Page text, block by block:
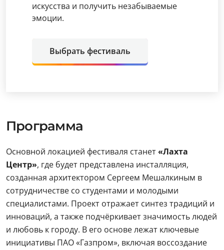
искусства и получить незабываемые
эмоции.
Выбрать фестиваль
Программа
Основной локацией фестиваля станет«Лахта
Центр», где будет представлена инсталляция,
созданная архитектором Сергеем Мешалкиным в
сотрудничестве со студентами и молодыми
специалистами. Проект отражает синтез традиций и
инноваций, а также подчёркивает значимость людей
и любовь к городу. В его основе лежат ключевые
инициативы ПАО «Газпром», включая воссоздание